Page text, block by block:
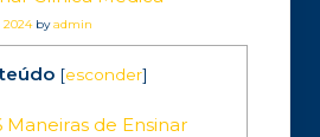
2024byadmin
[esconder]
Maneiras de Ensinar